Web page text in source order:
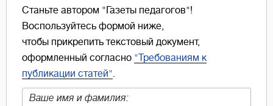
Станьте автором "Газеты педагогов"!
Воспользуйтесь формой ниже,
чтобы прикрепить текстовый документ,
оформленный согласно "Требованиям к
публикации статей"